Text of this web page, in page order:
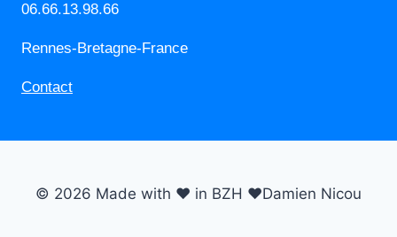
06.66.13.98.66
Rennes-Bretagne-France
Contact
© 2026 Made with ❤️ in BZH ❤️Damien Nicou